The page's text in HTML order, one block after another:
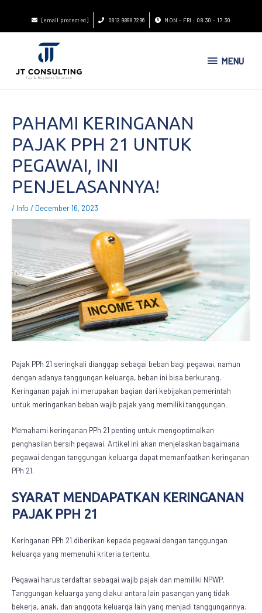
[email protected] 0812 9898 7296 MON - FRI : 08.30 - 17.30
MENU
PAHAMI KERINGANAN
PAJAK PPH 21 UNTUK
PEGAWAI, INI
PENJELASANNYA!
/ Info / December 16, 2023
Pajak PPh 21 seringkali dianggap sebagai beban bagi pegawai, namun
dengan adanya tanggungan keluarga, beban ini bisa berkurang.
Keringanan pajak ini merupakan bagian dari kebijakan pemerintah
untuk meringankan beban wajib pajak yang memiliki tanggungan.
Memahami keringanan PPh 21 penting untuk mengoptimalkan
penghasilan bersih pegawai. Artikel ini akan menjelaskan bagaimana
pegawai dengan tanggungan keluarga dapat memanfaatkan keringanan
PPh 21.
SYARAT MENDAPATKAN KERINGANAN
PAJAK PPH 21
Keringanan PPh 21 diberikan kepada pegawai dengan tanggungan
keluarga yang memenuhi kriteria tertentu.
Pegawai harus terdaftar sebagai wajib pajak dan memiliki NPWP.
Tanggungan keluarga yang diakui antara lain pasangan yang tidak
bekerja, anak, dan anggota keluarga lain yang menjadi tanggungannya.